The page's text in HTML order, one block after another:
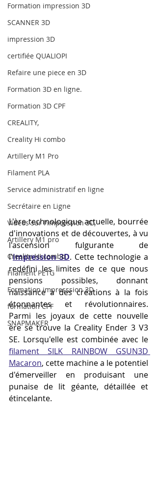
Formation impression 3D
SCANNER 3D
impression 3D
certifiée QUALIOPI
Refaire une piece en 3D
Formation 3D en ligne.
Formation 3D CPF
CREALITY,
Creality Hi combo
Artillery M1 Pro
Filament PLA
Service administratif en ligne
Secrétaire en Ligne
Vidéos sur l'impression 3D,
Artillery M1 pro
Creality HI combo
Filament PETG
Formation impresssion 3D
formation CPF
SNAPMAKER
L'ère technologique actuelle, bourrée
d'innovations et de découvertes, à vu
l'ascension fulgurante de
l'impression 3D. Cette technologie a
redéfini les limites de ce que nous
pensions possibles, donnant
naissance à des créations à la fois
étonnantes et révolutionnaires.
Parmi les joyaux de cette nouvelle
ère se trouve la Creality Ender 3 V3
filament SILK RAINBOW GSUN3D
Macaron, cette machine a le potentiel
d'émerveiller en produisant une
punaise de lit géante, détaillée et
étincelante.